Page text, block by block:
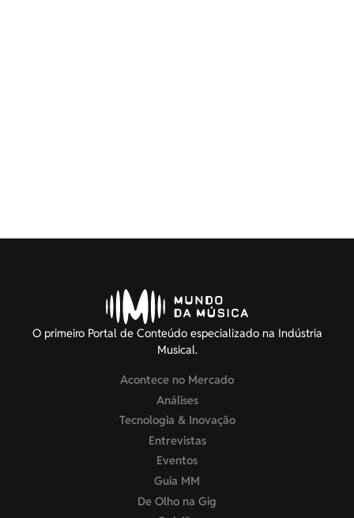
O primeiro Portal de Conteúdo especializado na Indústria
Musical.
Acontece no Mercado
Análises
Tecnologia & Inovação
Entrevistas
Eventos
Guia MM
De Olho na Gig